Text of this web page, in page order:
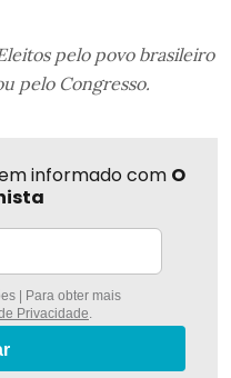
pelo povo brasileiro
pelo Congresso.
informado com O
| Para obter mais
Privacidade